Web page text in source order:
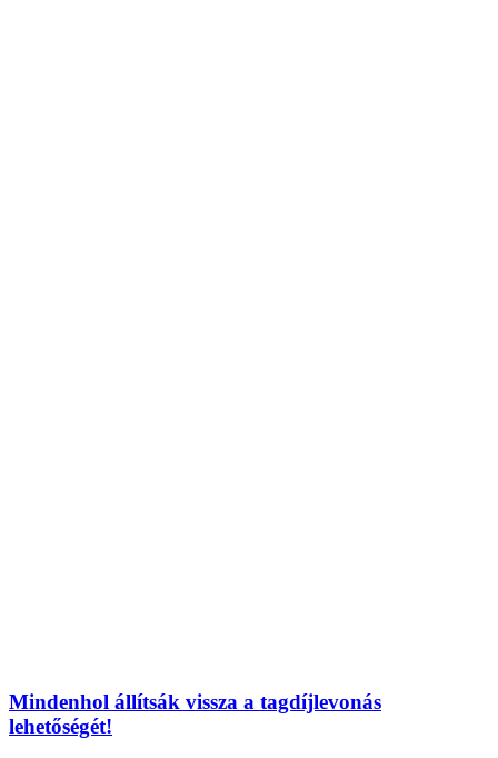
Mindenhol állítsák vissza a tagdíjlevonás
lehetőségét!